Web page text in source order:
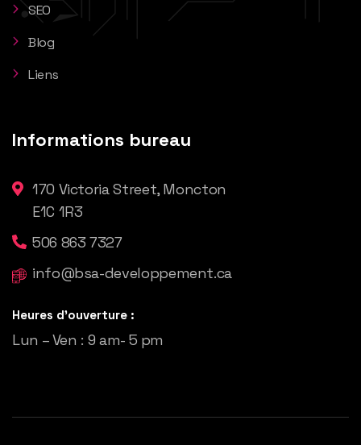
SEO
Blog
Liens
Informations bureau
170 Victoria Street, Moncton
E1C 1R3
506 863 7327
info@bsa-developpement.ca
Heures d'ouverture :
Lun – Ven : 9 am- 5 pm